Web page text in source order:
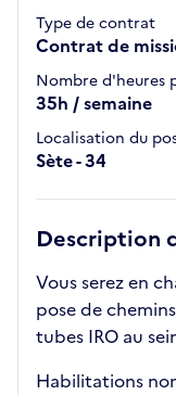
Type de contrat
Contrat de
Nombre d'heures
35h / semaine
Localisation du
Sète - 34
Description
Vous serez en
pose de
tubes IRO au
Habilitations